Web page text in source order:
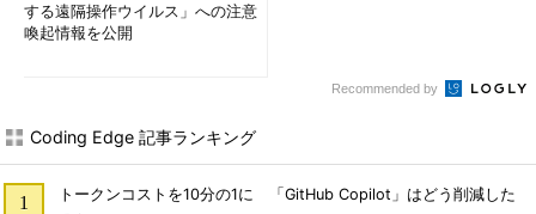
する遠隔操作ウイルス」への注意
喚起情報を公開
Recommended by
Coding Edge 記事ランキング
トークンコストを10分の1に 「GitHub Copilot」はどう削減した